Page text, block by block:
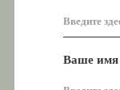
Ваше имя